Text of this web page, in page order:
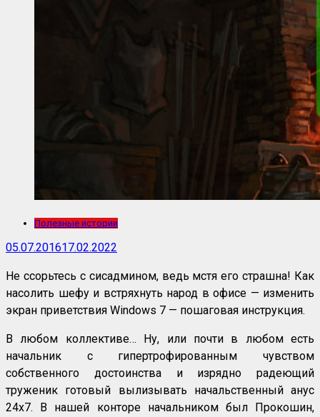
Полезные истории
05.07.201617.02.2022
Не ссорьтесь с сисадмином, ведь мстя его страшна! Как
насолить шефу и встряхнуть народ в офисе — изменить
экран приветствия Windows 7 — пошаговая инструкция.
В любом коллективе… Ну, или почти в любом есть
начальник с гипертрофированным чувством
собственного достоинства и изрядно радеющий
труженик готовый вылизывать начальственный анус
24х7. В нашей конторе начальником был Прокошин,